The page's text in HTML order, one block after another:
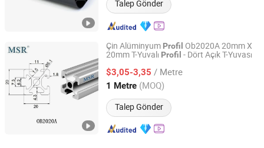
Talep Gönder
Çin Alüminyum Profil Ob2020A 20mm X
20mm T-Yuvalı Profil - Dört Açık T-Yuvası
$3,05-3,35 / Metre
1 Metre (MOQ)
Talep Gönder
Shaoxing Shangyu Mesier Metal Products Co., Ltd.
Zhejiang, China Fiyat 2019